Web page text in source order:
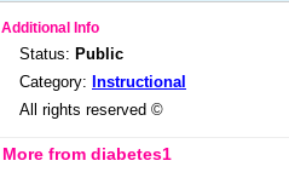
Additional Info
Status: Public
Category: Instructional
All rights reserved ©
More from diabetes1